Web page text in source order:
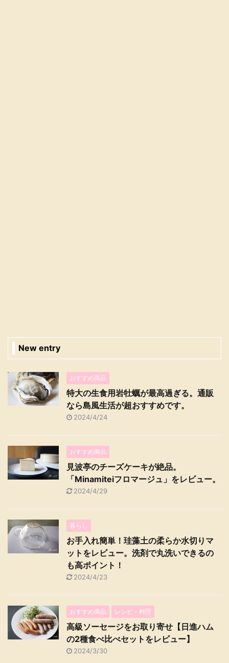
New entry
おすすめ商品
特大の生食用岩牡蠣が最高過ぎる。通販
なら島風生活が超おすすめです。
2024/4/24
おすすめ商品
見波亭のチーズケーキが絶品。
「Minamiteiフロマージュ」をレビュー。
2024/4/29
暮らし
お手入れ簡単！珪藻土の柔らか水切りマ
ットをレビュー。洗剤で丸洗いできるの
も高ポイント！
2024/4/23
おすすめ商品 レシピ・料理
高級ソーセージをお取り寄せ【日進ハム
の2種食べ比べセットをレビュー】
2024/3/30